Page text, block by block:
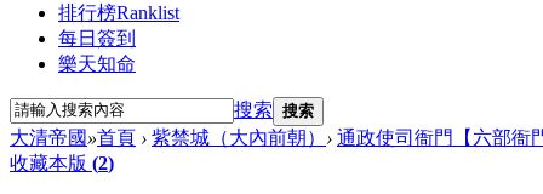
排行榜Ranklist
每日簽到
樂天知命
搜索 搜索
大清帝國»首頁 › 紫禁城（大內前朝） › 通政使司衙門【六部衙
收藏本版 (2)